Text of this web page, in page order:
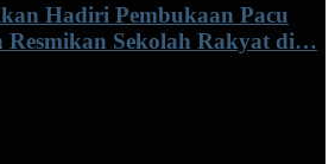
Hadiri Pembukaan Pacu
Resmikan Sekolah Rakyat di…